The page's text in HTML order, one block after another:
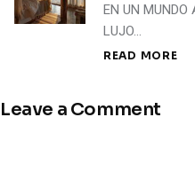
EN UN MUNDO
LUJO…
READ MORE
Leave a Comment